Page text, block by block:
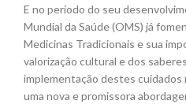
E no período do seu
Mundial da Saúde (OMS) já
Medicinas Tradicionais e sua
valorização cultural e dos
implementação destes cuidados
uma nova e promissora